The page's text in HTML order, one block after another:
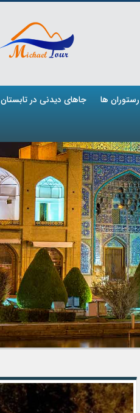
رستوران ها جاهای دیدنی در تابستان